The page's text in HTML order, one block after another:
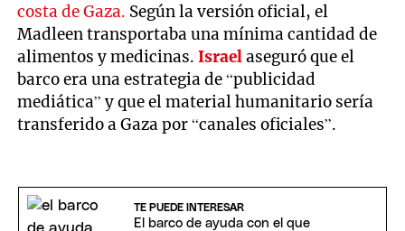
costa de Gaza. Según la versión oficial, el
Madleen transportaba una mínima cantidad de
alimentos y medicinas.Israelaseguró que el
barco era una estrategia de “publicidad
mediática” y que el material humanitario sería
transferido a Gaza por “canales oficiales”.
TE PUEDE INTERESAR
El barco de ayuda con el que